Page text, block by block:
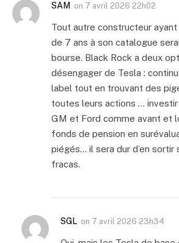
SAM on 7 avril 2026 22h02
Tout autre constructeur
de 7 ans à son catalogue
bourse. Black Rock a deux
désengager de Tesla :
label tout en trouvant des
toutes leurs actions …
GM et Ford comme avant et
fonds de pension en
piégés… il sera dur d’en sortir
fracas.
SGL on 7 avril 2026 23h34